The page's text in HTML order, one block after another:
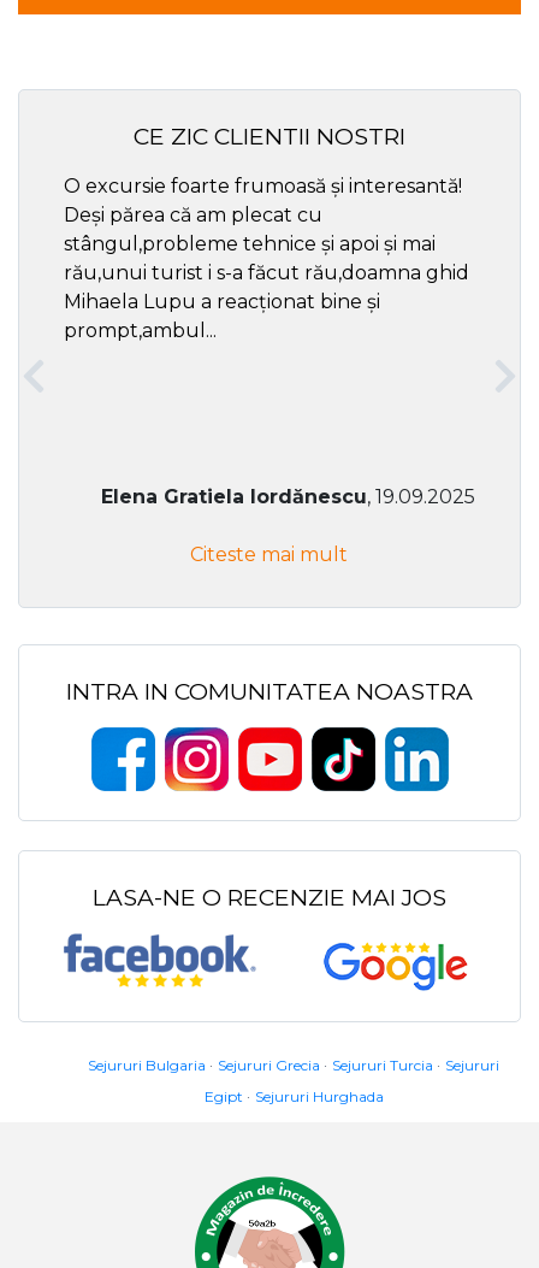
CE ZIC CLIENTII NOSTRI
O excursie foarte frumoasă și interesantă!
Deși părea că am plecat cu
stângul,probleme tehnice și apoi și mai
rău,unui turist i s-a făcut rău,doamna ghid
Mihaela Lupu a reacționat bine și
prompt,ambul...
Elena Gratiela Iordănescu, 19.09.2025
Citeste mai mult
INTRA IN COMUNITATEA NOASTRA
LASA-NE O RECENZIE MAI JOS
Sejururi Bulgaria Sejururi Grecia Sejururi Turcia
Sejururi
Egipt
Sejururi Hurghada